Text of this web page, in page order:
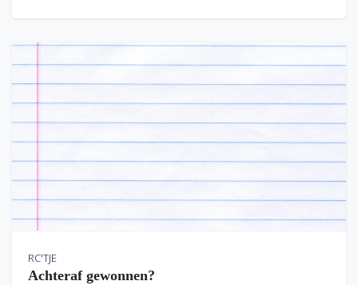
RC'TJE
Achteraf gewonnen?